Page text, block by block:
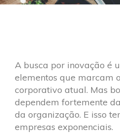
A busca por inovação é
elementos que marcam
corporativo atual. Mas
dependem fortemente
da organização. E isso
empresas exponenciais.